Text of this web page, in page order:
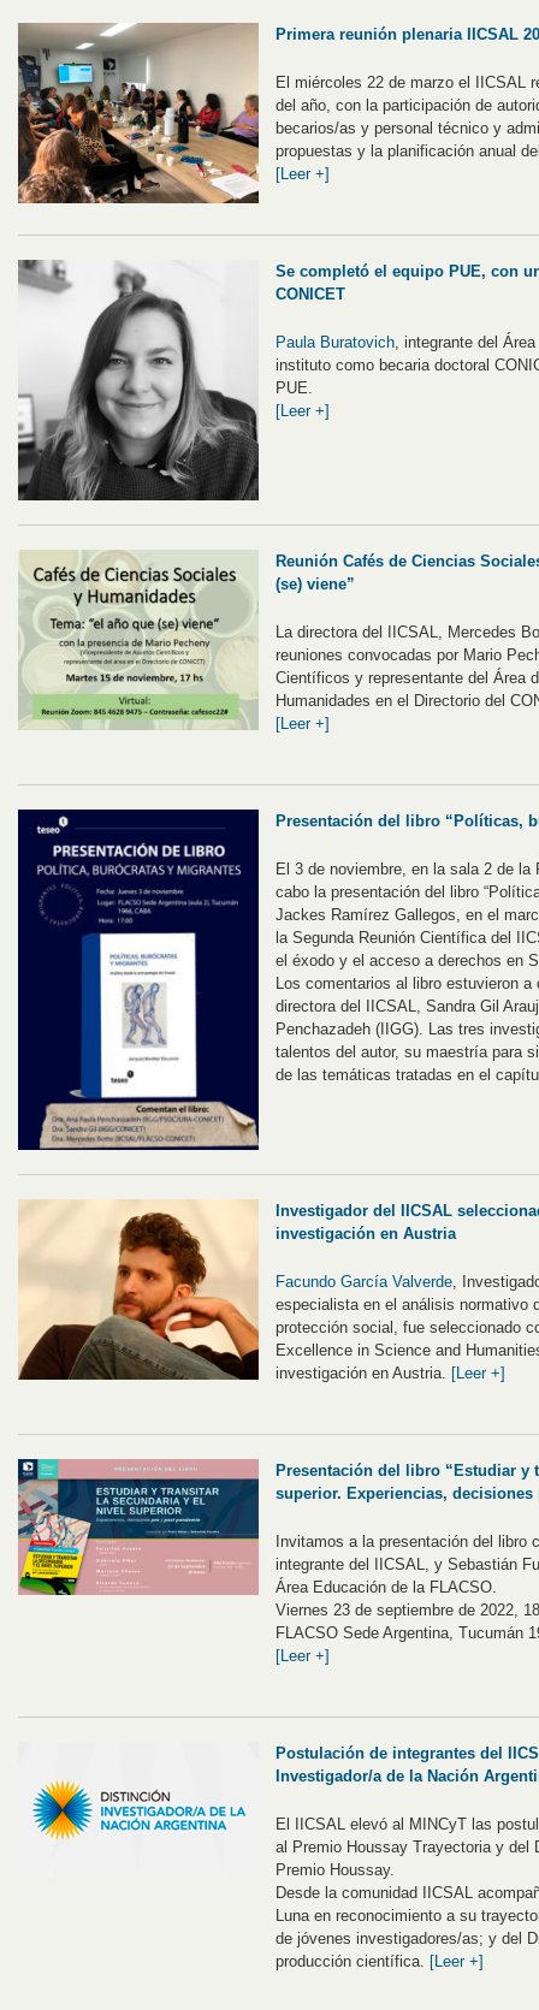
Primera reunión plenaria IICSAL
El miércoles 22 de marzo el IICSAL
del año, con la participación de
becarios/as y personal técnico y
propuestas y la planificación anual
[Leer +]
Se completó el equipo PUE, con
CONICET
Paula Buratovich , integrante del
instituto como becaria doctoral
PUE.
[Leer +]
Reunión Cafés de Ciencias
(se) viene”
La directora del IICSAL, Mercedes
reuniones convocadas por Mario
Científicos y representante del Área
Humanidades en el Directorio del
[Leer +]
Presentación del libro “Políticas,
El 3 de noviembre, en la sala 2 de
cabo la presentación del libro
Jackes Ramírez Gallegos, en el
la Segunda Reunión Científica del
el éxodo y el acceso a derechos en
Los comentarios al libro estuvieron
directora del IICSAL, Sandra Gil
Penchazadeh (IIGG). Las tres
talentos del autor, su maestría para
de las temáticas tratadas en el
Investigador del IICSAL
investigación en Austria
Facundo García Valverde ,
especialista en el análisis normativo
protección social, fue seleccionado
Excellence in Science and
investigación en Austria.
[Leer +]
Presentación del libro “Estudiar y
superior. Experiencias, decisiones
Invitamos a la presentación del libro
integrante del IICSAL, y Sebastián
Área Educación de la FLACSO.
Viernes 23 de septiembre de 2022,
FLACSO Sede Argentina, Tucumán
[Leer +]
Postulación de integrantes del
Investigador/a de la Nación
El IICSAL elevó al MINCyT las
al Premio Houssay Trayectoria y del
Premio Houssay.
Desde la comunidad IICSAL
Luna en reconocimiento a su
de jóvenes investigadores/as; y del
producción científica.
[Leer +]